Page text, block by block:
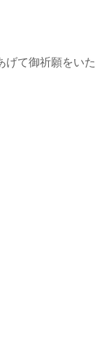
げて御祈願をいた